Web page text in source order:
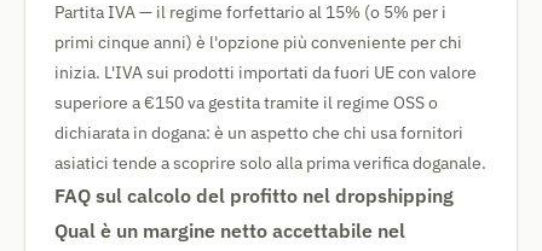
Partita IVA — il regime forfettario al 15% (o 5% per i
primi cinque anni) è l'opzione più conveniente per chi
inizia. L'IVA sui prodotti importati da fuori UE con valore
superiore a €150 va gestita tramite il regime OSS o
dichiarata in dogana: è un aspetto che chi usa fornitori
asiatici tende a scoprire solo alla prima verifica doganale.
FAQ sul calcolo del profitto nel dropshipping
Qual è un margine netto accettabile nel